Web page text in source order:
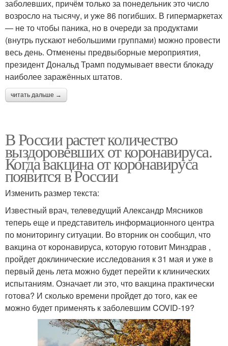
заболевших, причём только за понедельник это число
возросло на тысячу, и уже 86 погибших. В гипермаркетах
— не то чтобы паника, но в очереди за продуктами
(внутрь пускают небольшими группами) можно провести
весь день. Отменены предвыборные мероприятия,
президент Дональд Трамп подумывает ввести блокаду
наиболее заражённых штатов.
читать дальше →
В России растет количество
выздоровевших от коронавируса.
Когда вакцина от коронавируса
появится в России
Изменить размер текста:
Известный врач, телеведущий Александр Мясников
теперь еще и представитель информационного центра
по мониторингу ситуации. Во вторник он сообщил, что
вакцина от коронавируса, которую готовит Минздрав ,
пройдет доклинические исследования к 31 мая и уже в
первый день лета можно будет перейти к клинических
испытаниям. Означает ли это, что вакцина практически
готова? И сколько времени пройдет до того, как ее
можно будет применять к заболевшим COVID-19?